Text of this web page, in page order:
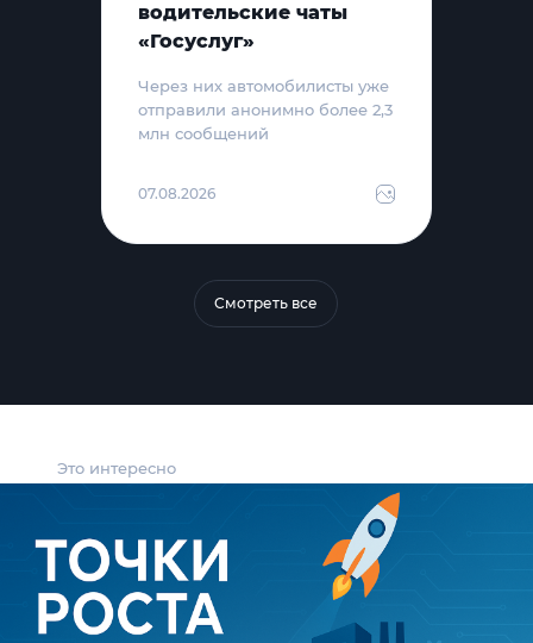
Это интересно
водительские чаты
«Госуслуг»
Через них автомобилисты уже
отправили анонимно более 2,3
млн сообщений
07.08.2026
Смотреть все